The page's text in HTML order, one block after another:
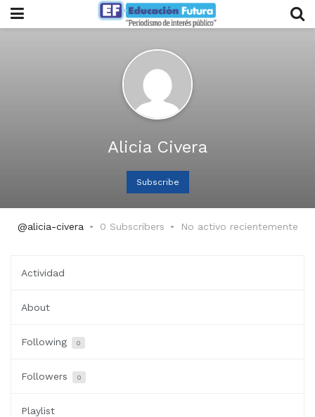
Alicia Civera
Subscribe
@alicia-civera 0 Subscribers No activo recientemente
Actividad
About
Following 0
Followers 0
Playlist